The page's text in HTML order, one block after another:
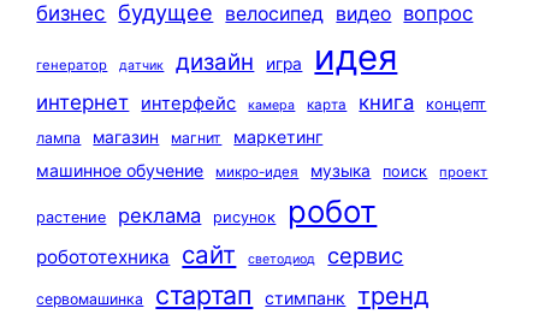
бизнес будущее велосипед видео вопрос
генератор датчик дизайн игра идея
интернет интерфейс камера карта книга
концепт
лампа
магазин магнит
маркетинг
машинное обучение
микро-идея музыка поиск проект
растение реклама рисунок робот
робототехника сайт светодиод сервис
сервомашинка стартап стимпанк тренд